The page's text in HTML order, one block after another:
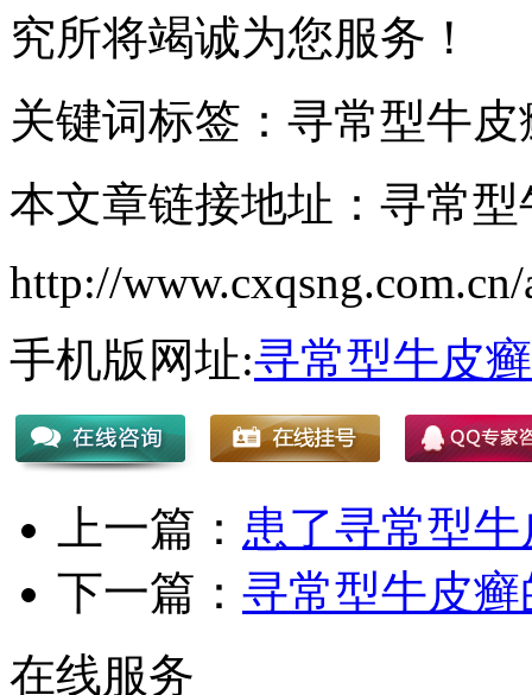
究所将竭诚为您服务！
关键词标签：寻常型牛
本文章链接地址：寻常
http://
手机版网址:寻常型牛皮
上一篇： 患了寻常型
下一篇： 寻常型牛皮
在线服务